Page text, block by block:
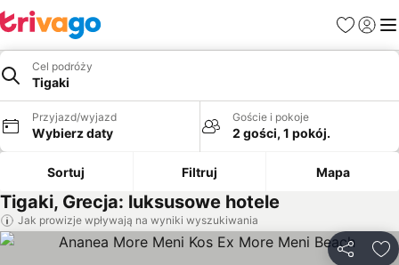
Ulubione
Cel podróży
Tigaki
Przyjazd/wyjazd
Wybierz daty
Goście i pokoje
2 gości, 1 pokój.
Sortuj Filtruj Mapa
Tigaki, Grecja: luksusowe hotele
Jak prowizje wpływają na wyniki wyszukiwania